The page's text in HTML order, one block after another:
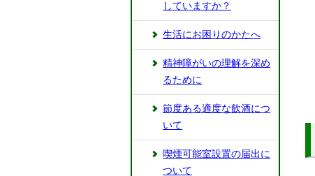
していますか？
生活にお困りのかたへ
精神障がいの理解を深め
るために
節度ある適度な飲酒につ
いて
喫煙可能室設置の届出に
ついて